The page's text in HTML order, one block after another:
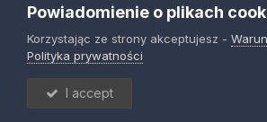
Powiadomienie o plikach
Korzystając ze strony akceptujesz -
Polityka prywatności
I accept